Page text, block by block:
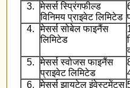
3.
मेसर्स स्प्रिंगफील्ड
विनिमय प्राइवेट लिमिटेड
4.
मेसर्स सोबेल फाइनैंस
लिमिटेड
5.
मेसर्स स्वोजस फाइनैंस
प्राइवेट लिमिटेड
6.
मेसर्स झायटेल इंवेस्टमेंट्स